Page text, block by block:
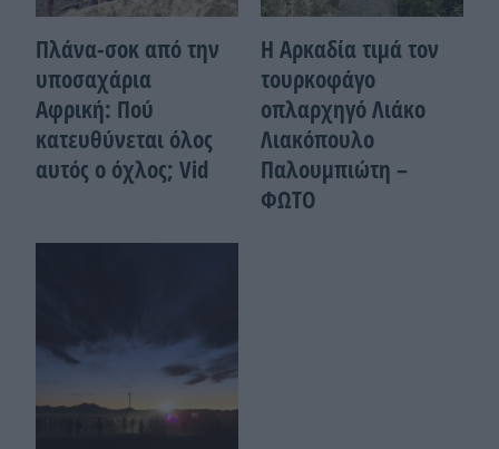
Πλάνα-σοκ από την
υποσαχάρια
Αφρική: Πού
κατευθύνεται όλος
αυτός ο όχλος; Vid
Η Αρκαδία τιμά τον
τουρκοφάγο
οπλαρχηγό Λιάκο
Λιακόπουλο
Παλουμπιώτη –
ΦΩΤΟ